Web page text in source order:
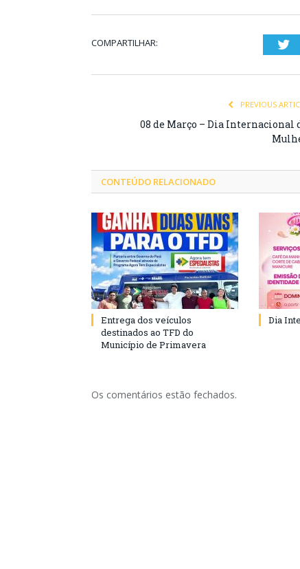
COMPARTILHAR:
PREVIOUS
08 de Março – Dia Internacional
CONTEÚDO RELACIONADO
Entrega dos veículos
destinados ao TFD do
Município de Primavera
Dia
Os comentários estão fechados.